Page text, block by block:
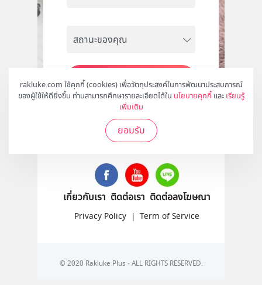
rakluke.com ใช้คุกกี้ (cookies) เพื่อวัตถุประสงค์ในการพัฒนาประสบการณ์
ของผู้ใช้ให้ดียิ่งขึ้น ท่านสามารถศึกษารายละเอียดได้ใน นโยบายคุกกี้ และ เรียนรู้
เพิ่มเติม
ยอมรับ
สมัคร
ติดตามเราได้ที่
เกี่ยวกับเรา ติดต่อเรา ติดต่อลงโฆษณา
Privacy Policy | Term of Service
© 2020 Rakluke Plus - ALL RIGHTS RESERVED.